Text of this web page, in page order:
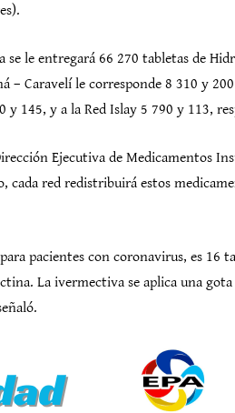
se le entregará 66 270 tabletas de
– Caravelí le corresponde 8 310 y
y 145, y a la Red Islay 5 790 y 113,
Ejecutiva de Medicamentos
cada red redistribuirá estos
pacientes con coronavirus, es 16
La ivermectiva se aplica una